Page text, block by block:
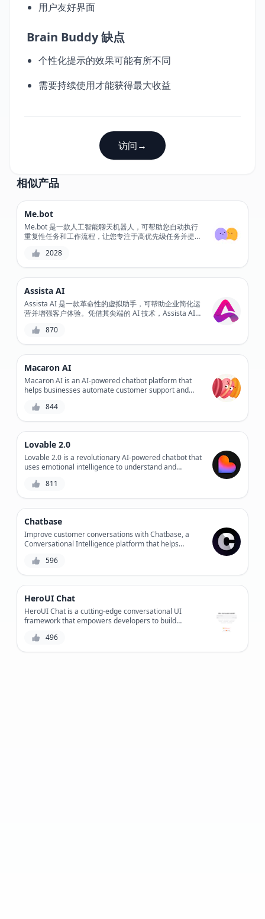
用户友好界面
Brain Buddy 缺点
个性化提示的效果可能有所不同
需要持续使用才能获得最大收益
访问→
相似产品
Me.bot
Me.bot 是一款人工智能聊天机器人，可帮助您自动执行
重复性任务和工作流程，让您专注于高优先级任务并提高
Me.bot 可让您简化流程并减少错误。通过自动执行日常
2028
Assista AI
Assista AI 是一款革命性的虚拟助手，可帮助企业简化运
营并增强客户体验。凭借其尖端的 AI 技术，Assista AI
度。借助 Assista AI，体验客户服务的未来。
870
Macaron AI
Macaron AI is an AI-powered chatbot platform that
helps businesses automate customer support and
experiences and increasing engagement.
844
Lovable 2.0
Lovable 2.0 is a revolutionary AI-powered chatbot that
uses emotional intelligence to understand and
support and improving overall customer experience.
811
Chatbase
Improve customer conversations with Chatbase, a
Conversational Intelligence platform that helps
satisfaction, and workflow efficiency.
596
HeroUI Chat
HeroUI Chat is a cutting-edge conversational UI
framework that empowers developers to build
the way users interact with applications.
496